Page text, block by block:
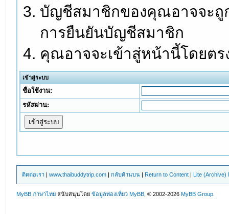
บัญชีสมาชิกของคุณอาจจะถู
การยืนยันบัญชีสมาชิก
คุณอาจจะเข้าสู่หน้านี้โดยต
เข้าสู่ระบบ
ชื่อใช้งาน:
รหัสผ่าน:
ติดต่อเรา |www.thaibuddytrip.com |กลับด้านบน | Return to Content | Lite (Archive)
MyBB ภาษาไทย สนับสนุนโดยข้อมูลท่องเที่ยว MyBB , © 2002-2026MyBB Group